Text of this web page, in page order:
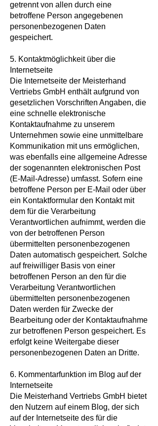
getrennt von allen durch eine
betroffene Person angegebenen
personenbezogenen Daten
gespeichert.
5. Kontaktmöglichkeit über die
Internetseite
Die Internetseite der Meisterhand
Vertriebs GmbH enthält aufgrund von
gesetzlichen Vorschriften Angaben, die
eine schnelle elektronische
Kontaktaufnahme zu unserem
Unternehmen sowie eine unmittelbare
Kommunikation mit uns ermöglichen,
was ebenfalls eine allgemeine Adresse
der sogenannten elektronischen Post
(E-Mail-Adresse) umfasst. Sofern eine
betroffene Person per E-Mail oder über
ein Kontaktformular den Kontakt mit
dem für die Verarbeitung
Verantwortlichen aufnimmt, werden die
von der betroffenen Person
übermittelten personenbezogenen
Daten automatisch gespeichert. Solche
auf freiwilliger Basis von einer
betroffenen Person an den für die
Verarbeitung Verantwortlichen
übermittelten personenbezogenen
Daten werden für Zwecke der
Bearbeitung oder der Kontaktaufnahme
zur betroffenen Person gespeichert. Es
erfolgt keine Weitergabe dieser
personenbezogenen Daten an Dritte.
6. Kommentarfunktion im Blog auf der
Internetseite
Die Meisterhand Vertriebs GmbH bietet
den Nutzern auf einem Blog, der sich
auf der Internetseite des für die